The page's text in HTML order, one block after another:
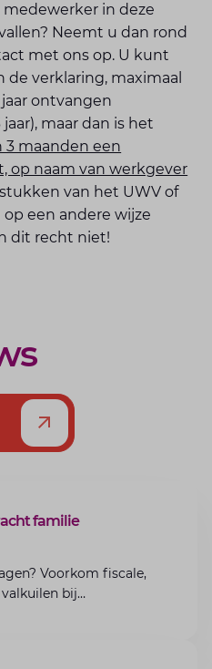
in deze
Neemt u dan rond
met ons op. U kunt
de verklaring, maximaal
ontvangen
maar dan is het
3 maanden een
op naam van werkgever
van het UWV of
een andere wijze
dit recht niet!
familie
Voorkom fiscale,
bij